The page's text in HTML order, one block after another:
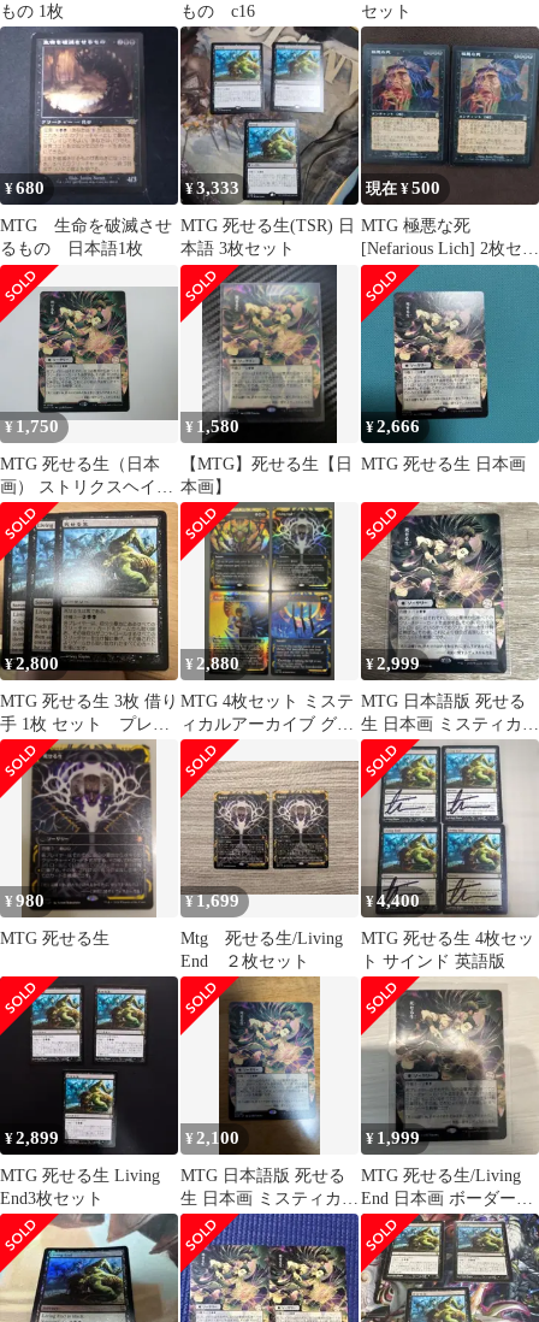
もの 1枚
もの c16
セット
¥680
MTG 生命を破滅させ
るもの 日本語1枚
¥3,333
MTG 死せる生(TSR) 日
本語 3枚セット
現在 ¥500
MTG 極悪な死
[Nefarious Lich] 2枚セッ
ト 日本語版
¥1,750
MTG 死せる生（日本
画） ストリクスヘイヴ
ンの秘密 日本語 1枚
¥ 1,580
【MTG】死せる生【日
本画】
¥2,666
MTG 死せる生 日本画
¥2,800
MTG 死せる生 3枚 借り
手 1枚 セット プレイ
用
¥ 2,880
MTG 4枚セット ミステ
ィカルアーカイブ グロ
ーバル版
¥2,999
MTG 日本語版 死せる
生 日本画 ミスティカル
アーカイブ 1枚
¥980
MTG 死せる生
¥1,699
Mtg 死せる生/Living
End ２枚セット
¥4,400
MTG 死せる生 4枚セッ
ト サインド 英語版
¥2,899
MTG 死せる生 Living
End3枚セット
¥ 2,100
MTG 日本語版 死せる
生 日本画 ミスティカル
アーカイブ 1枚
¥ 1,999
MTG 死せる生/Living
End 日本画 ボーダーレ
ス 日本語1枚